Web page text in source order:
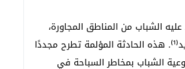
الشباب من المناطق المجاورة،
خاصة من *مدينة القصر الكبير* ، بحثًا عن ملاذ يخفف عنهم وطأة الحر الشديد⁽¹⁾. هذه الحادثة المؤلمة تطرح مجددًا
الشباب بمخاطر السباحة في